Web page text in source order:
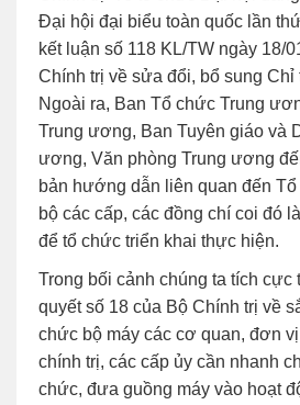
Đại hội đại biểu toàn quốc lần
kết luận số 118 KL/TW ngày 18/
Chính trị về sửa đổi, bổ sung Chỉ
Ngoài ra, Ban Tổ chức Trung
Trung ương, Ban Tuyên giáo và
ương, Văn phòng Trung ương
bản hướng dẫn liên quan đến
bộ các cấp, các đồng chí coi đó
để tổ chức triển khai thực hiện.
Trong bối cảnh chúng ta tích cực
quyết số 18 của Bộ Chính trị về
chức bộ máy các cơ quan, đơn
chính trị, các cấp ủy cần nhanh
chức, đưa guồng máy vào hoạt